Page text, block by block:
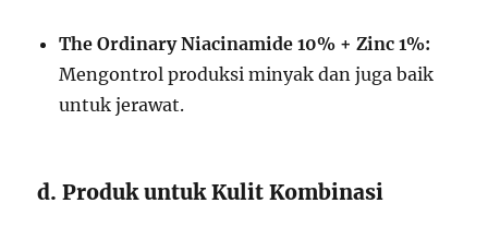
The Ordinary Niacinamide 10% + Zinc 1%:
Mengontrol produksi minyak dan juga baik
untuk jerawat.
d. Produk untuk Kulit Kombinasi